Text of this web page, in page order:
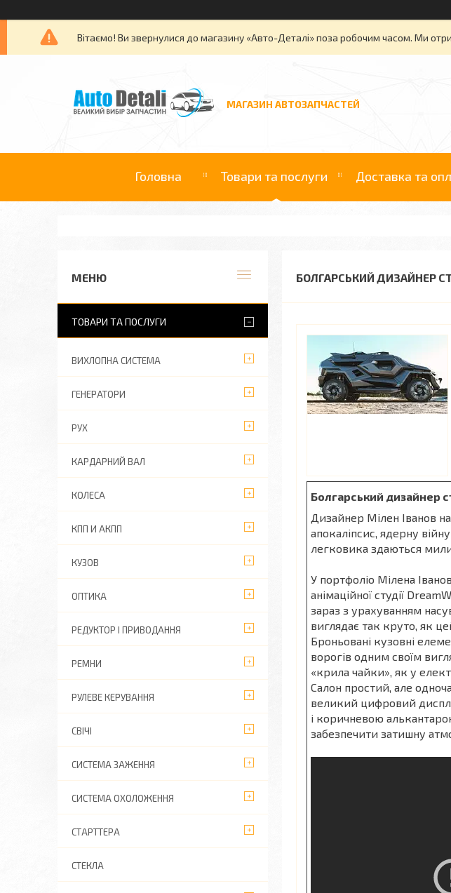
Вітаємо! Ви звернулися до магазину «Авто-Деталі» поза робочим часом. Ми
МАГАЗИН АВТОЗАПЧАСТЕЙ
Головна Товари та послуги Доставка та
БОЛГАРСЬКИЙ ДИЗАЙНЕР
Болгарський дизайнер
Дизайнер Мілен Іванов
апокаліпсис, ядерну
легковика здаються
У портфоліо Мілена
анімаційної студії
зараз з урахуванням
виглядає так круто, як
Броньовані кузовні
ворогів одним своїм
«крила чайки», як у
Салон простий, але
великий цифровий
і коричневою
забезпечити затишну
ТОВАРИ ТА ПОСЛУГИ
ВИХЛОПНА СИСТЕМА
ГЕНЕРАТОРИ
РУХ
КАРДАРНИЙ ВАЛ
КОЛЕСА
КПП И АКПП
КУЗОВ
ОПТИКА
РЕДУКТОР І ПРИВОДАННЯ
РЕМНИ
РУЛЕВЕ КЕРУВАННЯ
СВІЧІ
СИСТЕМА ЗАЖЕННЯ
СИСТЕМА ОХОЛОЖЕННЯ
СТАРТТЕРА
СТЕКЛА